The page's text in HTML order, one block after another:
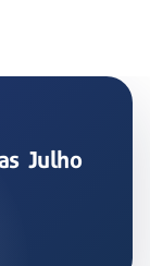
Julho